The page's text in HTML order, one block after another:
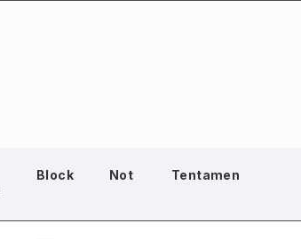
Block Not Tentamen